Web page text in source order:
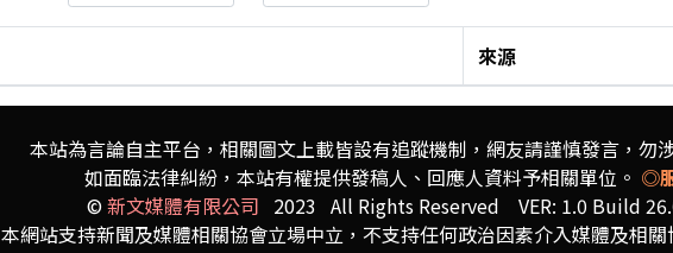
來源
本站為言論自主平台，相關圖文上載皆設有追蹤機制， 網友請謹慎發言，勿
如面臨法律糾紛，本站有權提供發稿人、 回應人資料予相關單位。 ◎
©新文媒體有限公司 2023 All Rights Reserved VER: 1.0 Build
本網站支持新聞及媒體相關協會立場中立，不支持任何政治因素介入媒體及相